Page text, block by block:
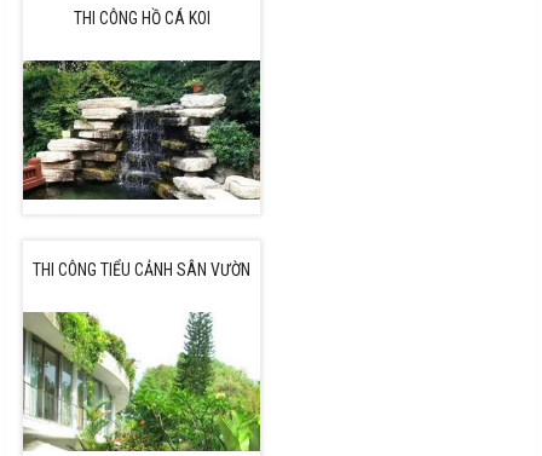
THI CÔNG HỒ CÁ KOI
THI CÔNG TIỂU CẢNH SÂN VƯỜN